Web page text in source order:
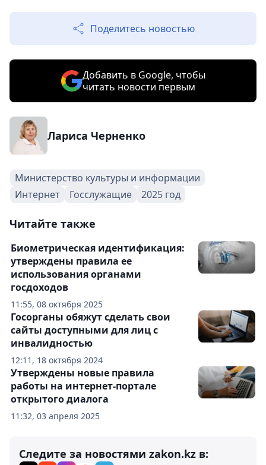
Поделитесь новостью
Добавить в Google, чтобы
читать новости первым
Лариса Черненко
Министерство культуры и информации
Интернет
Госслужащие 2025 год
Читайте также
11:55, 08 октября 2025
Биометрическая идентификация:
утверждены правила ее
использования органами
госдоходов
12:11, 18 октября 2024
Госорганы обяжут сделать свои
сайты доступными для лиц с
инвалидностью
11:32, 03 апреля 2025
Утверждены новые правила
работы на интернет-портале
открытого диалога
Следите за новостями zakon.kz в: